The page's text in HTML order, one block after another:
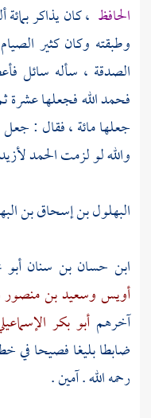
الحافظ ،كان يذاكر
وطبقته وكان كثير
الصدقة ، سأله سائل
فحمد الله فجعلها عشرة
جعلها مائة ، فقال : جعل
والله لو لزمت الحمد
البهلول بن إسحاق بن
ابن حسان بن سنان أبو
أويسوسعيد بن منصور
آخرهمأبو بكر
ضابطا بليغا فصيحا في
رحمه الله . آمين .